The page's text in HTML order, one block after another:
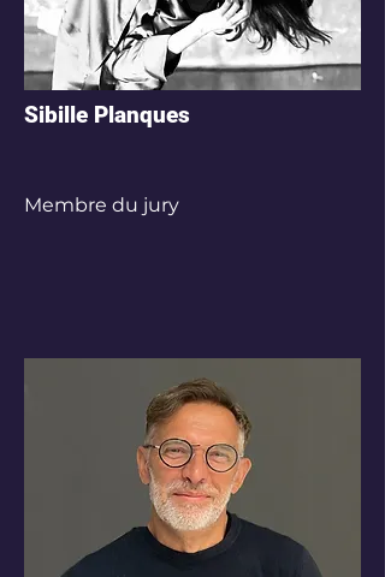
Sibille Planques
Membre du jury